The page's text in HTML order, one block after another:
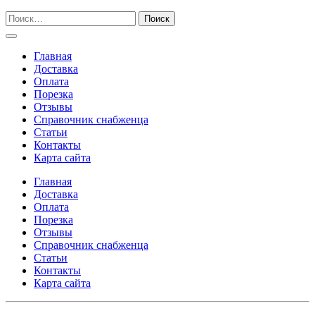
Главная
Доставка
Оплата
Порезка
Отзывы
Справочник снабженца
Статьи
Контакты
Карта сайта
Главная
Доставка
Оплата
Порезка
Отзывы
Справочник снабженца
Статьи
Контакты
Карта сайта